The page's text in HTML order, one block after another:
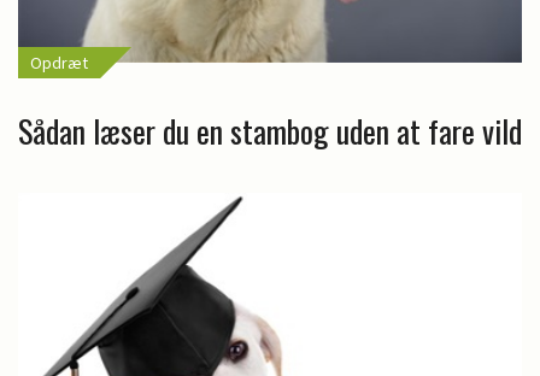
Opdræt
Sådan læser du en stambog uden at fare vild